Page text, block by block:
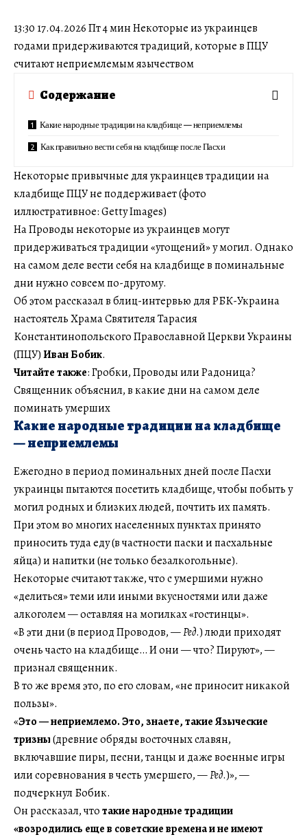
13:30 17.04.2026 Пт 4 мин Некоторые из украинцев
годами придерживаются традиций, которые в ПЦУ
считают неприемлемым язычеством
Содержание
Какие народные традиции на кладбище — неприемлемы
Как правильно вести себя на кладбище после Пасхи
Некоторые привычные для украинцев традиции на
кладбище ПЦУ не поддерживает (фото
иллюстративное: Getty Images)
На Проводы некоторые из украинцев могут
придерживаться традиции «угощений» у могил. Однако
на самом деле вести себя на кладбище в поминальные
дни нужно совсем по-другому.
Об этом рассказал в блиц-интервью для РБК-Украина
настоятель Храма Святителя Тарасия
Константинопольского Православной Церкви Украины
(ПЦУ)Иван Бобик.
Читайте также: Гробки, Проводы или Радоница?
Священник объяснил, в какие дни на самом деле
поминать умерших
Какие народные традиции на кладбище
— неприемлемы
Ежегодно в период поминальных дней после Пасхи
украинцы пытаются посетить кладбище, чтобы побыть у
могил родных и близких людей, почтить их память.
При этом во многих населенных пунктах принято
приносить туда еду (в частности паски и пасхальные
яйца) и напитки (не только безалкогольные).
Некоторые считают также, что с умершими нужно
«делиться» теми или иными вкусностями или даже
алкоголем — оставляя на могилках «гостинцы».
«В эти дни (в период Проводов, —Ред.) люди приходят
очень часто на кладбище… И они — что? Пируют», —
признал священник.
В то же время это, по его словам, «не приносит никакой
пользы».
«Это — неприемлемо. Это, знаете, такие Языческие
тризны(древние обряды восточных славян,
включавшие пиры, песни, танцы и даже военные игры
или соревнования в честь умершего, —Ред.)», —
подчеркнул Бобик.
Он рассказал, чтотакие народные традиции
«возродились еще в советские времена и не имеют